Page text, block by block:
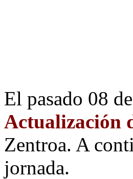
El pasado 08
Actualización
Zentroa. A
jornada.